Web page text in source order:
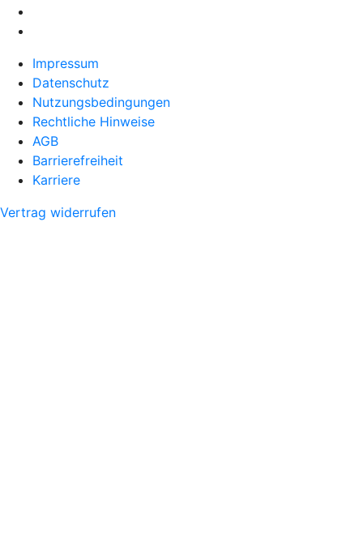
Impressum
Datenschutz
Nutzungsbedingungen
Rechtliche Hinweise
AGB
Barrierefreiheit
Karriere
Vertrag widerrufen